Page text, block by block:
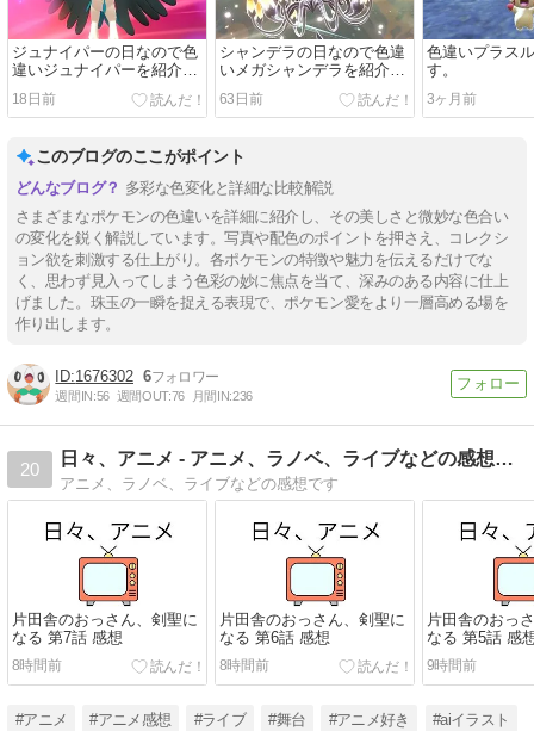
ジュナイパーの日なので色
違いジュナイパーを紹介し
ます(剣盾版)。
18日前
シャンデラの日なので色違
いメガシャンデラを紹介し
ます(ポケチャン版)。
63日前
色違いプラス
す。
3ヶ月前
このブログのここがポイント
多彩な色変化と詳細な比較解説
さまざまなポケモンの色違いを詳細に紹介し、その美しさと微妙な色合い
の変化を鋭く解説しています。写真や配色のポイントを押さえ、コレクシ
ョン欲を刺激する仕上がり。各ポケモンの特徴や魅力を伝えるだけでな
く、思わず見入ってしまう色彩の妙に焦点を当て、深みのある内容に仕上
げました。珠玉の一瞬を捉える表現で、ポケモン愛をより一層高める場を
作り出します。
1676302 6
週間IN:56 週間OUT:76 月間IN:236
20
日々、アニメ - アニメ、ラノベ、ライブなどの感想です
アニメ、ラノベ、ライブなどの感想です
片田舎のおっさん、剣聖に
なる 第7話 感想
8時間前
片田舎のおっさん、剣聖に
なる 第6話 感想
8時間前
片田舎のおっ
なる 第5話 感
9時間前
#アニメ #アニメ感想 #ライブ #舞台 #アニメ好き #aiイラスト